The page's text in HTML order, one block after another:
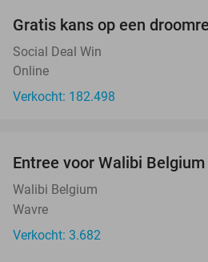
Gratis kans op een
Social Deal Win
Online
Verkocht: 182.498
Entree voor Walibi Belgium
Walibi Belgium
Wavre
Verkocht: 3.682